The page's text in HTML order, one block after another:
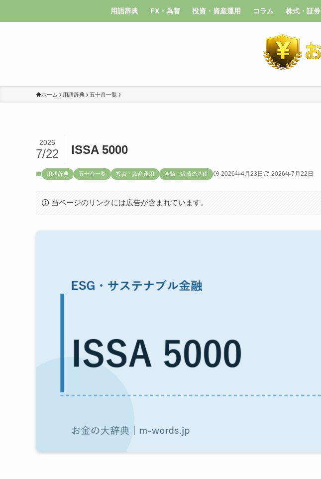
用語辞典 FX・為替 投資・資産運用 コラム 株式・証券
ホーム 用語辞典 五十音一覧
ISSA 5000
2026
7/22
用語辞典 五十音一覧 投資・資産運用 金融・経済の基礎 2026年4月23日 2026年7月22日
当ページのリンクには広告が含まれています。